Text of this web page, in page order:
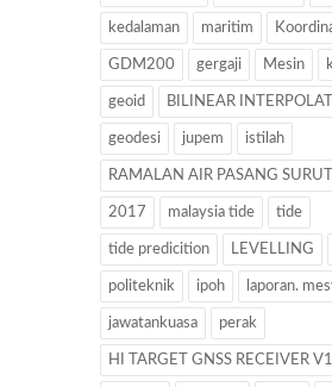
kedalaman maritim
GDM200 gergaji Mesin
geoid BILINEAR
geodesi jupem istilah
RAMALAN AIR PASANG SURUT
2017 malaysia tide tide
tide predicition LEVELLING
politeknik ipoh laporan.
jawatankuasa perak
HI TARGET GNSS RECEIVER